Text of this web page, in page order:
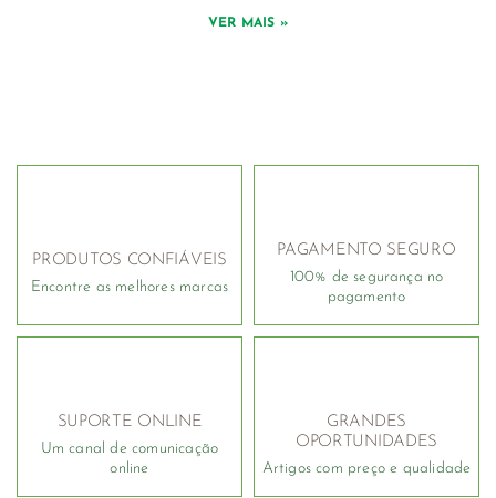
VER MAIS »
PRODUTOS CONFIÁVEIS
Encontre as melhores marcas
PAGAMENTO SEGURO
100% de segurança no
pagamento
SUPORTE ONLINE
Um canal de comunicação
online
GRANDES
OPORTUNIDADES
Artigos com preço e qualidade